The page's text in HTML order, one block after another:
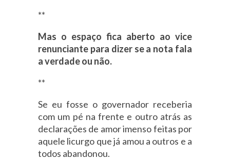
**
Mas o espaço fica aberto ao vice
renunciante para dizer se a nota fala
a verdade ou não.
**
Se eu fosse o governador receberia
com um pé na frente e outro atrás as
declarações de amor imenso feitas por
aquele licurgo que já amou a outros e a
todos abandonou.